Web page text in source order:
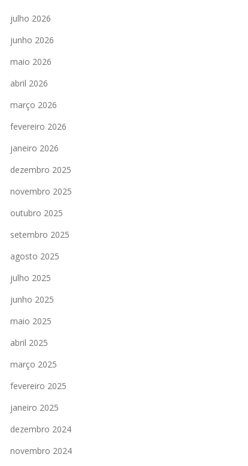
julho 2026
junho 2026
maio 2026
abril 2026
março 2026
fevereiro 2026
janeiro 2026
dezembro 2025
novembro 2025
outubro 2025
setembro 2025
agosto 2025
julho 2025
junho 2025
maio 2025
abril 2025
março 2025
fevereiro 2025
janeiro 2025
dezembro 2024
novembro 2024